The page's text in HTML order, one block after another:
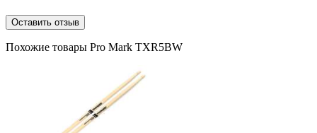
Оставить отзыв
Похожие товары Pro Mark TXR5BW